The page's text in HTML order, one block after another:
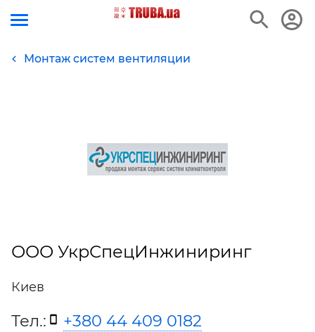
Монтаж систем вентиляции
ООО УкрСпецИнжиниринг
Киев
Тел.:
+380 44 409 0182